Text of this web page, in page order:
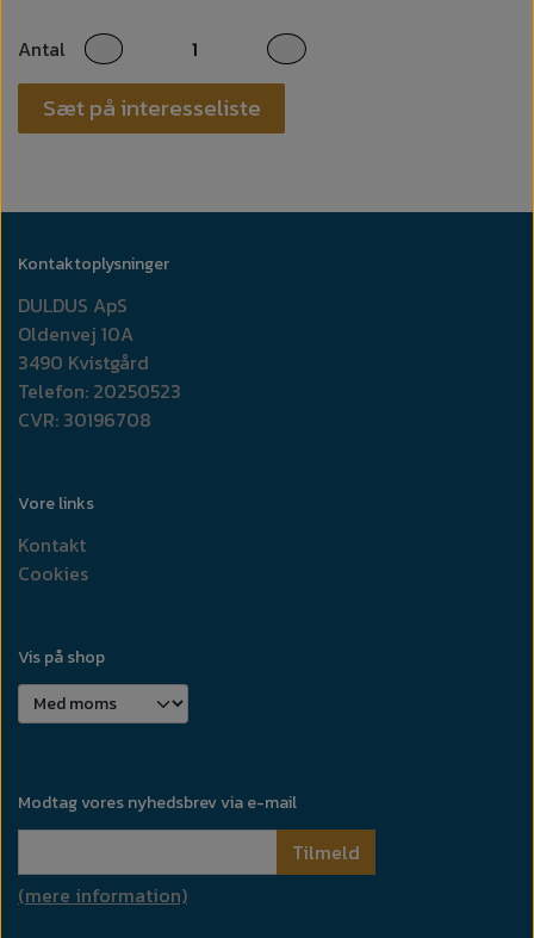
Antal
Sæt på interesseliste
Kontaktoplysninger
DULDUS ApS
Oldenvej 10A
3490 Kvistgård
Telefon: 20250523
CVR: 30196708
Vore links
Kontakt
Cookies
Vis på shop
Modtag vores nyhedsbrev via e-mail
Tilmeld
(mere information)